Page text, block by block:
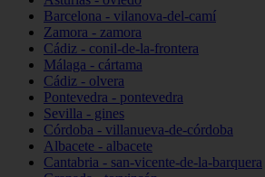
Barcelona - vilanova-del-camí
Zamora - zamora
Cádiz - conil-de-la-frontera
Málaga - cártama
Cádiz - olvera
Pontevedra - pontevedra
Sevilla - gines
Córdoba - villanueva-de-córdoba
Albacete - albacete
Cantabria - san-vicente-de-la-barquera